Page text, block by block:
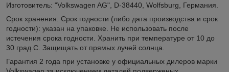
Изготовитель: "Volkswagen AG", D-38440, Wolfsburg, Германия.
Срок хранения: Срок годности (либо дата производства и срок
годности): указан на упаковке. Не использовать после
истечения срока годности. Хранить при температуре от 10 до
30 град.С. Защищать от прямых лучей солнца.
Гарантия 2 года при установке у официальных дилеров марки